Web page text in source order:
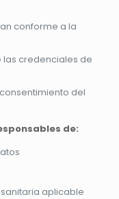
conforme a la
credenciales de
del
de:
aplicable